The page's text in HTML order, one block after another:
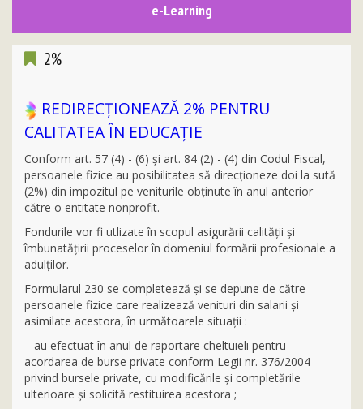
e-Learning
2%
REDIRECȚIONEAZĂ 2% PENTRU
CALITATEA ÎN EDUCAȚIE
Conform art. 57 (4) - (6) şi art. 84 (2) - (4) din Codul Fiscal,
persoanele fizice au posibilitatea să direcţioneze doi la sută
(2%) din impozitul pe veniturile obţinute în anul anterior
către o entitate nonprofit.
Fondurile vor fi utlizate în scopul asigurării calităţii şi
îmbunatăţirii proceselor în domeniul formării profesionale a
adulţilor.
Formularul 230 se completează şi se depune de către
persoanele fizice care realizează venituri din salarii şi
asimilate acestora, în următoarele situaţii :
– au efectuat în anul de raportare cheltuieli pentru
acordarea de burse private conform Legii nr. 376/2004
privind bursele private, cu modificările şi completările
ulterioare şi solicită restituirea acestora ;